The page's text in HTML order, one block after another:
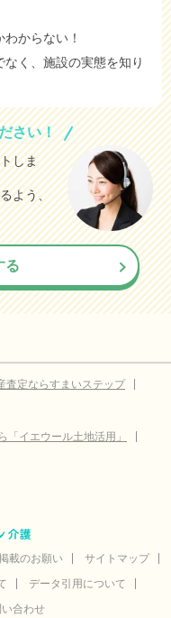
からない！
く、施設の実態を知り
さい！
しま
よう、
る
査定ならすまいステップ
イエウール土地活用」
載のお願い
サイトマップ
データ引用について
い合わせ